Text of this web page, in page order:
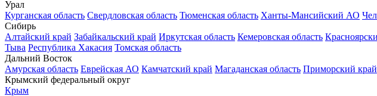
Урал
Курганская область Свердловская область Тюменская область Ханты-Мансийский АО
Сибирь
Алтайский край Забайкальский край Иркутская область Кемеровская область
Тыва Республика Хакасия Томская область
Дальний Восток
Амурская область Еврейская АО Камчатский край Магаданская область Приморский край
Крымский федеральный округ
Крым